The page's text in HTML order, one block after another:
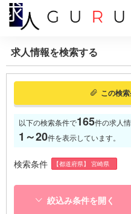
求人情報を検索する
この検
以下の検索条件で165件の求人
1～20件を表示しています。
検索条件 【都道府県】 宮崎県
絞込み条件を開く